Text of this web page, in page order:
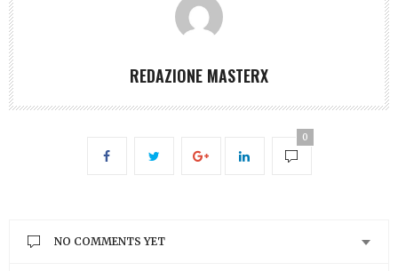
REDAZIONE MASTERX
0
NO COMMENTS YET